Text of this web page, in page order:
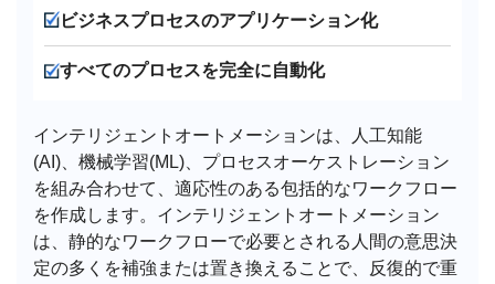
ビジネスプロセスのアプリケーション化
すべてのプロセスを完全に自動化
インテリジェントオートメーションは、人工知能
(AI)、機械学習(ML)、プロセスオーケストレーション
を組み合わせて、適応性のある包括的なワークフロー
を作成します。インテリジェントオートメーション
は、静的なワークフローで必要とされる人間の意思決
定の多くを補強または置き換えることで、反復的で重